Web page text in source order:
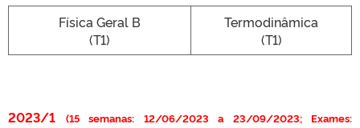
Física Geral B
(T1)
Termodinâmica
(T1)
2023/1
(15 semanas: 12/06/2023 a 23/09/2023; Exames: